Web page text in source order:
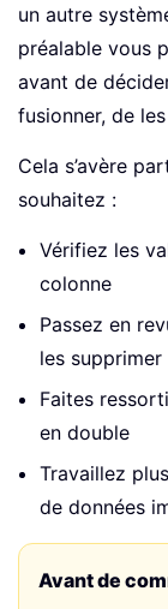
un autre
préalable vous
avant de
fusionner, de
Cela s’avère
souhaitez :
Vérifiez les
colonne
Passez en
les supprimer
Faites
en double
Travaillez
de données
Avant de